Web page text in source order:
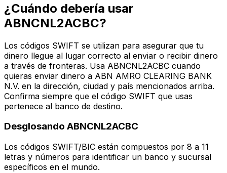
¿Cuándo debería usar
ABNCNL2ACBC?
Los códigos SWIFT se utilizan para asegurar que tu
dinero llegue al lugar correcto al enviar o recibir dinero
a través de fronteras. Usa ABNCNL2ACBC cuando
quieras enviar dinero a ABN AMRO CLEARING BANK
N.V. en la dirección, ciudad y país mencionados arriba.
Confirma siempre que el código SWIFT que usas
pertenece al banco de destino.
Desglosando ABNCNL2ACBC
Los códigos SWIFT/BIC están compuestos por 8 a 11
letras y números para identificar un banco y sucursal
específicos en el mundo.